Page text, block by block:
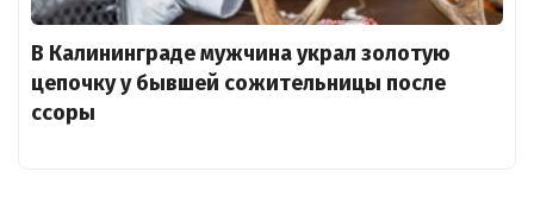
В Калининграде мужчина украл золотую
цепочку у бывшей сожительницы после
ссоры